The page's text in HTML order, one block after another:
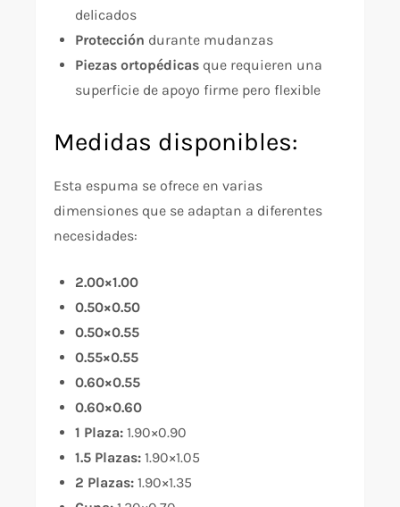
delicados
Protección durante mudanzas
Piezas ortopédicas que requieren una
superficie de apoyo firme pero flexible
Medidas disponibles:
Esta espuma se ofrece en varias
dimensiones que se adaptan a diferentes
necesidades:
2.00×1.00
0.50×0.50
0.50×0.55
0.55×0.55
0.60×0.55
0.60×0.60
1 Plaza: 1.90×0.90
1.5 Plazas: 1.90×1.05
2 Plazas: 1.90×1.35